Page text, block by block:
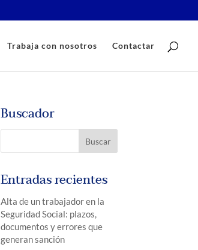
Trabaja con nosotros Contactar
Buscador
Entradas recientes
Alta de un trabajador en la
Seguridad Social: plazos,
documentos y errores que
generan sanción